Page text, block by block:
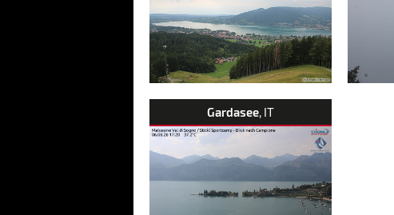
Gardasee, IT